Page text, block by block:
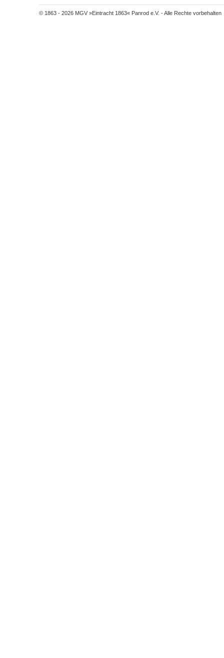
© 1863 - 2026 MGV »Eintracht 1863« Panrod e.V. - Alle Rechte vorbehalten